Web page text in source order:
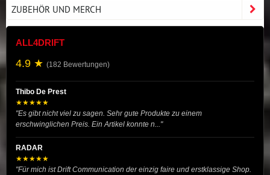
ZUBEHÖR UND MERCH
ALL4DRIFT
4.9 ★ (182 Bewertungen)
Thibo De Prest
★★★★★
"Es gibt nicht viel zu sagen. Sehr gute Produkte zu einem
erschwinglichen Preis. Ein Artikel konnte n..."
RADAR
★★★★★
"Für mich ist Drift Communication der einzig faire und erstklassige Shop.